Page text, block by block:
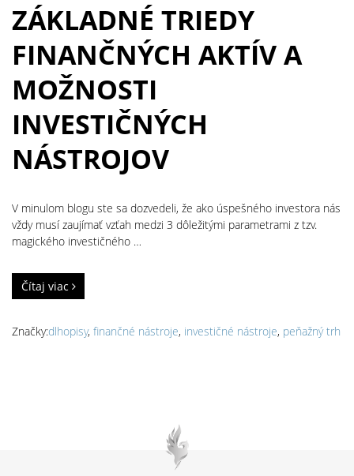
ZÁKLADNÉ TRIEDY
FINANČNÝCH AKTÍV A
MOŽNOSTI
INVESTIČNÝCH
NÁSTROJOV
V minulom blogu ste sa dozvedeli, že ako úspešného investora nás
vždy musí zaujímať vzťah medzi 3 dôležitými parametrami z tzv.
magického investičného …
Čítaj viac
Značky:dlhopisy, finančné nástroje, investičné nástroje, peňažný trh